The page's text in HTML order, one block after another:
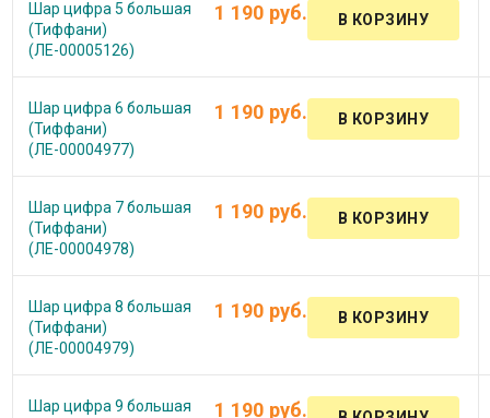
Шар цифра 5 большая
(Тиффани)
(ЛЕ-00005126)
1 190 руб.
Шар цифра 6 большая
(Тиффани)
(ЛЕ-00004977)
1 190 руб.
Шар цифра 7 большая
(Тиффани)
(ЛЕ-00004978)
1 190 руб.
Шар цифра 8 большая
(Тиффани)
(ЛЕ-00004979)
1 190 руб.
Шар цифра 9 большая
1 190 руб.